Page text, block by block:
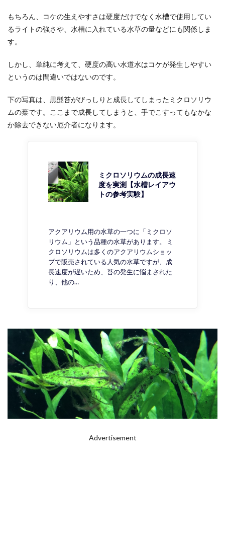
もちろん、コケの生えやすさは硬度だけでなく水槽で使用してい
るライトの強さや、水槽に入れている水草の量などにも関係しま
す。
しかし、単純に考えて、硬度の高い水道水はコケが発生しやすい
というのは間違いではないのです。
下の写真は、黒髭苔がびっしりと成長してしまったミクロソリウ
ムの葉です。ここまで成長してしまうと、手でこすってもなかな
か除去できない厄介者になります。
ミクロソリウムの成長速
度を実測【水槽レイアウ
トの参考実験】
アクアリウム用の水草の一つに「ミクロソ
リウム」という品種の水草があります。 ミ
クロソリウムは多くのアクアリウムショッ
プで販売されている人気の水草ですが、成
長速度が遅いため、苔の発生に悩まされた
り、他の…
Advertisement